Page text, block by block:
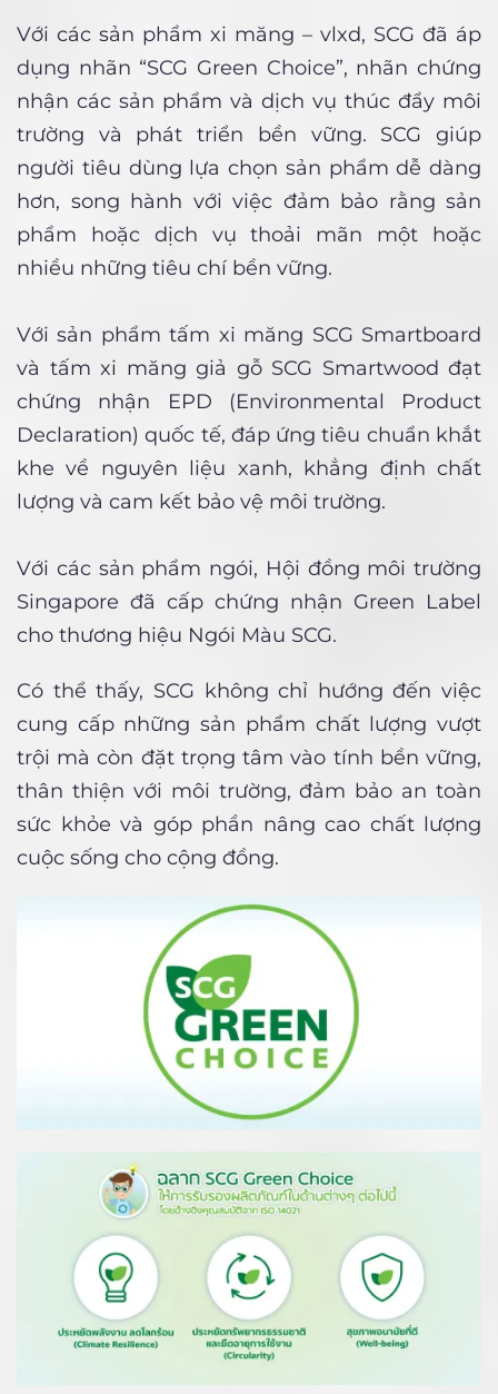
Với các sản phẩm xi măng – vlxd, SCG đã áp
dụng nhãn “SCG Green Choice”, nhãn chứng
nhận các sản phẩm và dịch vụ thúc đẩy môi
trường và phát triển bền vững. SCG giúp
người tiêu dùng lựa chọn sản phẩm dễ dàng
hơn, song hành với việc đảm bảo rằng sản
phẩm hoặc dịch vụ thoải mãn một hoặc
nhiều những tiêu chí bền vững.
Với sản phẩm tấm xi măng SCG Smartboard
và tấm xi măng giả gỗ SCG Smartwood đạt
chứng nhận EPD (Environmental Product
Declaration) quốc tế, đáp ứng tiêu chuẩn khắt
khe về nguyên liệu xanh, khẳng định chất
lượng và cam kết bảo vệ môi trường.
Với các sản phẩm ngói, Hội đồng môi trường
Singapore đã cấp chứng nhận Green Label
cho thương hiệu Ngói Màu SCG.
Có thể thấy, SCG không chỉ hướng đến việc
cung cấp những sản phẩm chất lượng vượt
trội mà còn đặt trọng tâm vào tính bền vững,
thân thiện với môi trường, đảm bảo an toàn
sức khỏe và góp phần nâng cao chất lượng
cuộc sống cho cộng đồng.